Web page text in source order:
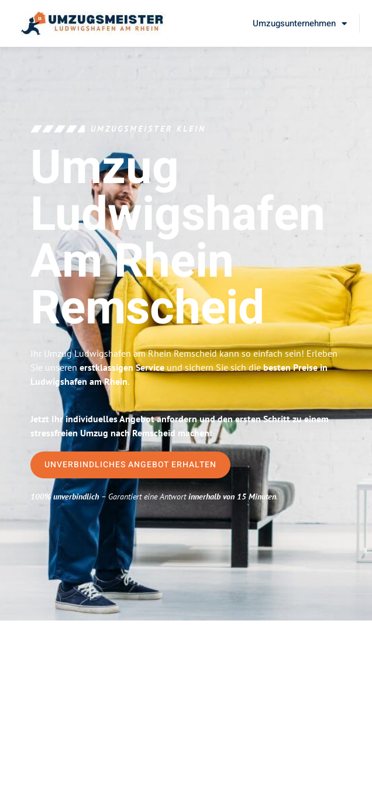
Umzugsunternehmen
UMZUGSMEISTER KLEIN
Umzug
Ludwigshafen
Am Rhein
Remscheid
Ihr Umzug Ludwigshafen am Rhein Remscheid kann so einfach sein! Erleben
Sie unserenerstklassigen Serviceund sichern Sie sich diebesten Preise in
Ludwigshafen am Rhein.
Jetzt Ihr individuelles Angebot anfordern und den ersten Schritt zu einem
stressfreien Umzug nach Remscheid machen:
UNVERBINDLICHES ANGEBOT ERHALTEN
100% unverbindlich– Garantiert eine Antwortinnerhalb von 15 Minuten.